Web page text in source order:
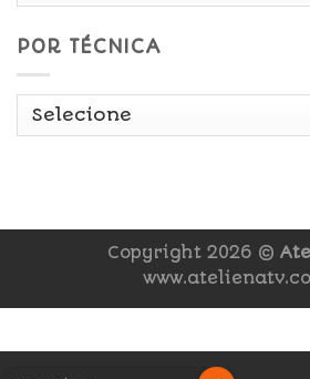
POR TÉCNICA
Copyright 2026 ©